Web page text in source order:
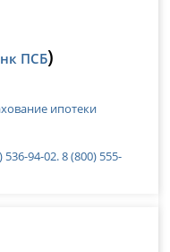
ПСБ)
ипотеки
536-94-02. 8 (800) 555-